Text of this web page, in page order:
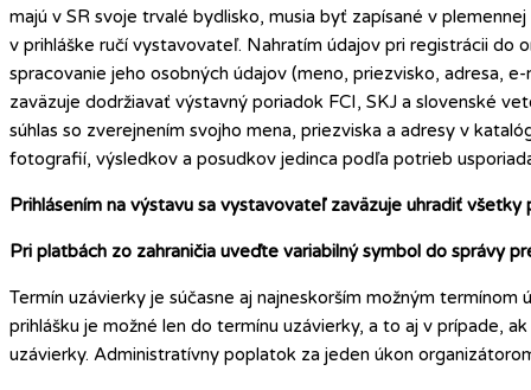
majú v SR svoje trvalé bydlisko, musia byť zapísané v
v prihláške ručí vystavovateľ. Nahratím údajov pri registrácii do
spracovanie jeho osobných údajov (meno, priezvisko, adresa,
zaväzuje dodržiavať výstavný poriadok FCI, SKJ a slovenské
súhlas so zverejnením svojho mena, priezviska a adresy v
fotografií, výsledkov a posudkov jedinca podľa potrieb
Prihlásením na výstavu sa vystavovateľ zaväzuje uhradiť všetky
Pri platbách zo zahraničia uveďte variabilný symbol do správy
Termín uzávierky je súčasne aj najneskorším možným
prihlášku je možné len do termínu uzávierky, a to aj v prípade,
uzávierky. Administratívny poplatok za jeden úkon